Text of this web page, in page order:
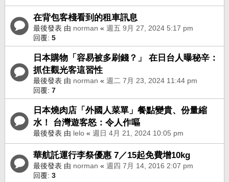
在背包客棧看到的租車訊息
最後發表 由 norman « 週五 9月 27, 2024 5:17 pm
回覆: 5
日本購物「容易被多刷錢？」 在日台人曝秘辛：
抓住觀光客這習性
最後發表 由 norman « 週二 7月 23, 2024 11:44 pm
回覆: 7
日本燒肉店「外國人菜單」餐點變貴、份量縮
水！ 台灣遊客怒：令人作嘔
最後發表 由 lelo « 週日 4月 21, 2024 10:05 pm
華航託運行李祭優惠 7／15起免費增10kg
最後發表 由 norman « 週四 7月 14, 2016 2:07 pm
回覆: 3